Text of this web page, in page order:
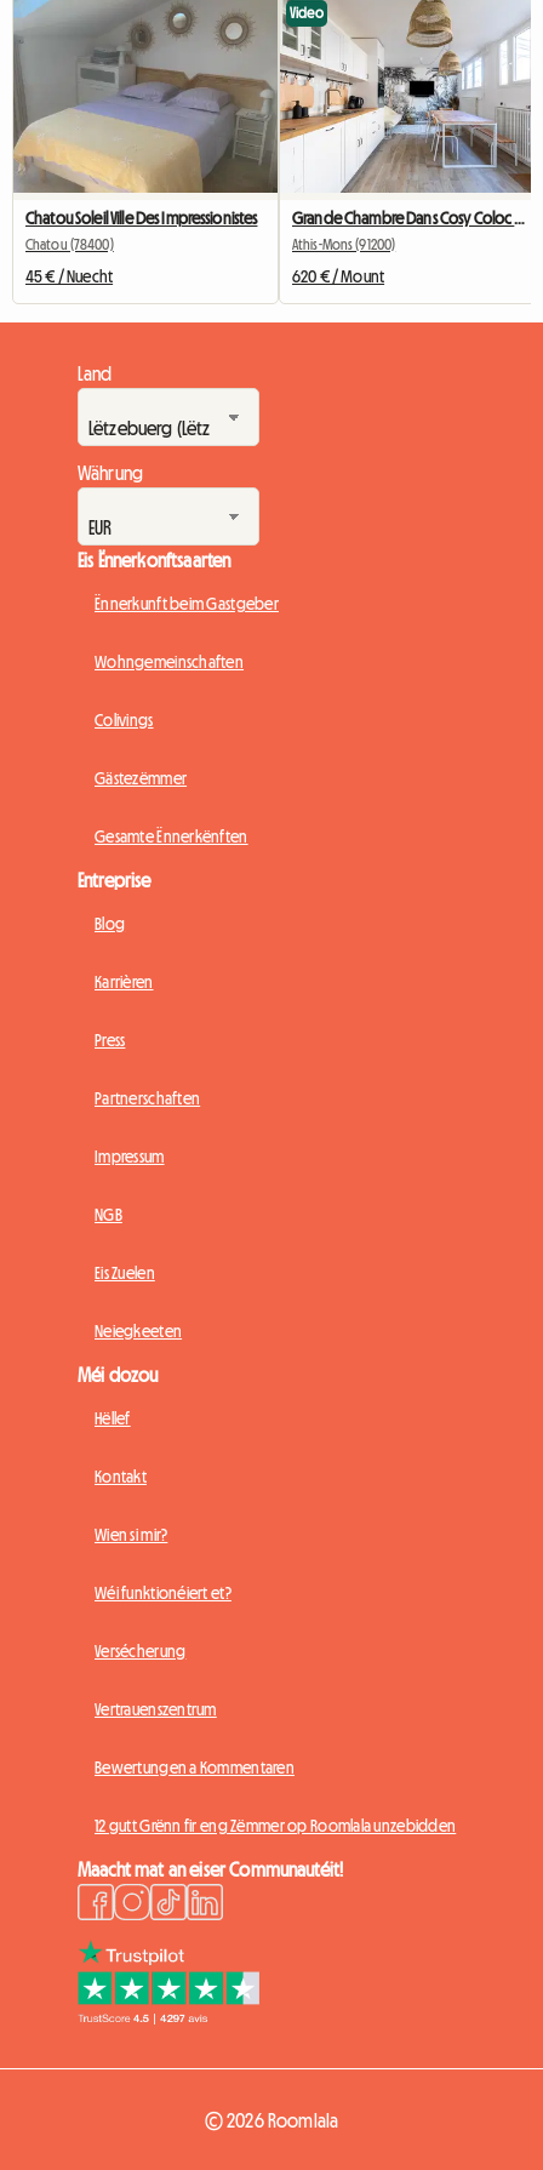
Chatou Soleil Ville Des Impressionistes
Chatou (78400)
45 € / Nuecht
Video
Athis-Mons (91200)
620 € / Mount
Land
Währung
Eis Ënnerkonftsaarten
Ënnerkunft beim Gastgeber
Wohngemeinschaften
Colivings
Gästezëmmer
Gesamte Ënnerkënften
Entreprise
Blog
Karrièren
Press
Partnerschaften
Impressum
NGB
Eis Zuelen
Neiegkeeten
Méi dozou
Hëllef
Kontakt
Wien si mir?
Wéi funktionéiert et?
Versécherung
Vertrauenszentrum
Bewertungen a Kommentaren
12 gutt Grënn fir eng Zëmmer op Roomlala unzebidden
Maacht mat an eiser Communautéit!
© 2026 Roomlala